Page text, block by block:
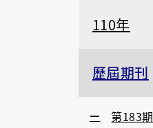
110年
歷屆期刊
第183期